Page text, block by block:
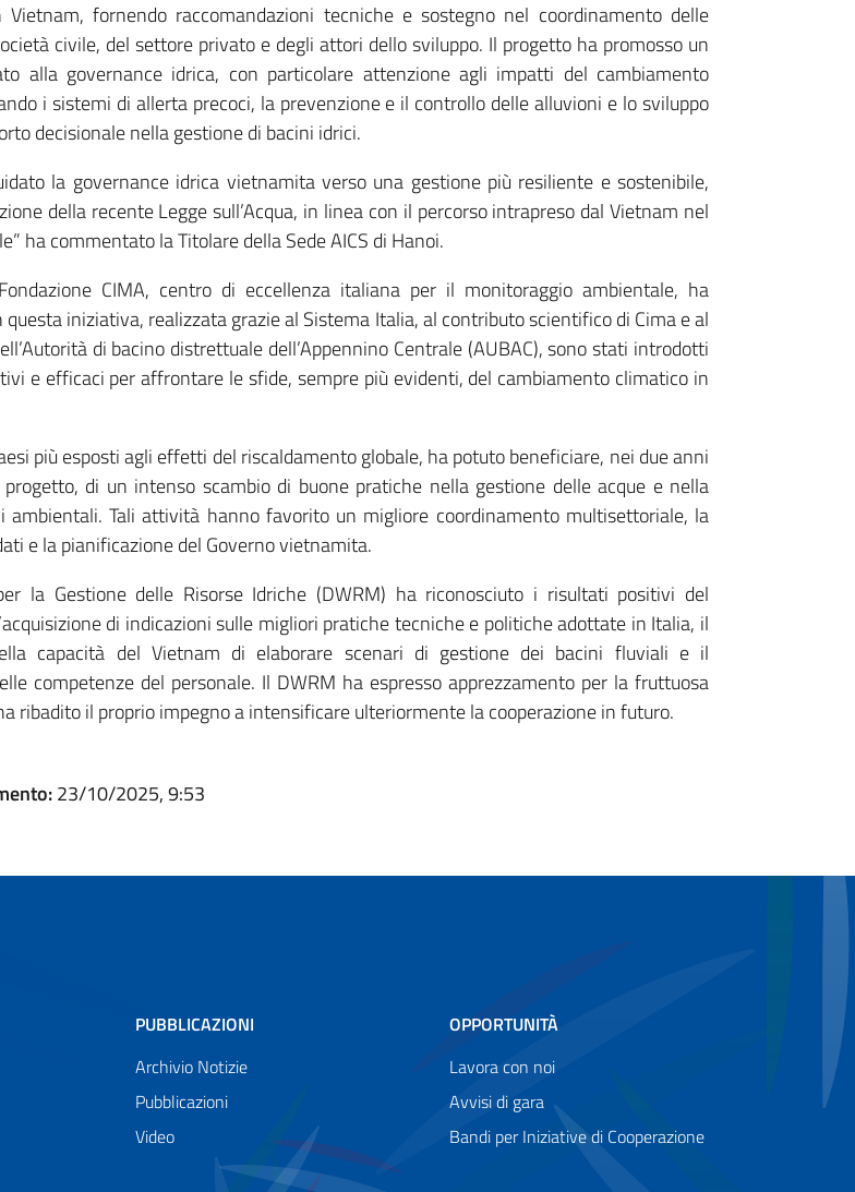
fornendo raccomandazioni tecniche e sostegno nel coordinamento delle
civile, del settore privato e degli attori dello sviluppo. Il progetto ha promosso un
alla governance idrica, con particolare attenzione agli impatti del cambiamento
i sistemi di allerta precoci, la prevenzione e il controllo delle alluvioni e lo sviluppo
decisionale nella gestione di bacini idrici.
la governance idrica vietnamita verso una gestione più resiliente e sostenibile,
della recente Legge sull’Acqua, in linea con il percorso intrapreso dal Vietnam nel
ha commentato la Titolare della Sede AICS di Hanoi.
CIMA, centro di eccellenza italiana per il monitoraggio ambientale, ha
questa iniziativa, realizzata grazie al Sistema Italia, al contributo scientifico di Cima e al
di bacino distrettuale dell’Appennino Centrale (AUBAC), sono stati introdotti
e efficaci per affrontare le sfide, sempre più evidenti, del cambiamento climatico in
più esposti agli effetti del riscaldamento globale, ha potuto beneficiare, nei due anni
di un intenso scambio di buone pratiche nella gestione delle acque e nella
ambientali. Tali attività hanno favorito un migliore coordinamento multisettoriale, la
e la pianificazione del Governo vietnamita.
la Gestione delle Risorse Idriche (DWRM) ha riconosciuto i risultati positivi del
di indicazioni sulle migliori pratiche tecniche e politiche adottate in Italia, il
capacità del Vietnam di elaborare scenari di gestione dei bacini fluviali e il
competenze del personale. Il DWRM ha espresso apprezzamento per la fruttuosa
ribadito il proprio impegno a intensificare ulteriormente la cooperazione in futuro.
23/10/2025, 9:53
PUBBLICAZIONI
Archivio Notizie
Pubblicazioni
Video
OPPORTUNITÀ
Lavora con noi
Avvisi di gara
Bandi per Iniziative di Cooperazione